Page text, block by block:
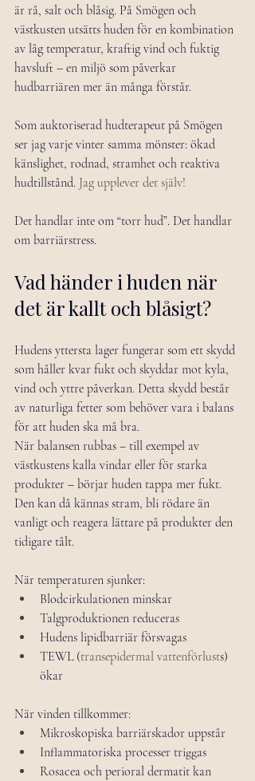
är rå, salt och blåsig. På Smögen och
västkusten utsätts huden för en kombination
av låg temperatur, kraftig vind och fuktig
havsluft – en miljö som påverkar
hudbarriären mer än många förstår.
Som auktoriserad hudterapeut på Smögen
ser jag varje vinter samma mönster: ökad
känslighet, rodnad, stramhet och reaktiva
hudtillstånd. Jag upplever det själv!
Det handlar inte om “torr hud”. Det handlar
om barriärstress.
Vad händer i huden när
det är kallt och blåsigt?
Hudens yttersta lager fungerar som ett skydd
som håller kvar fukt och skyddar mot kyla,
vind och yttre påverkan. Detta skydd består
av naturliga fetter som behöver vara i balans
för att huden ska må bra.
När balansen rubbas – till exempel av
västkustens kalla vindar eller för starka
produkter – börjar huden tappa mer fukt.
Den kan då kännas stram, bli rödare än
vanligt och reagera lättare på produkter den
tidigare tålt.
När temperaturen sjunker:
Blodcirkulationen minskar
Talgproduktionen reduceras
Hudens lipidbarriär försvagas
TEWL (transepidermal vattenförlusts)
ökar
När vinden tillkommer:
Mikroskopiska barriärskador uppstår
Inflammatoriska processer triggas
Rosacea och perioral dermatit kan